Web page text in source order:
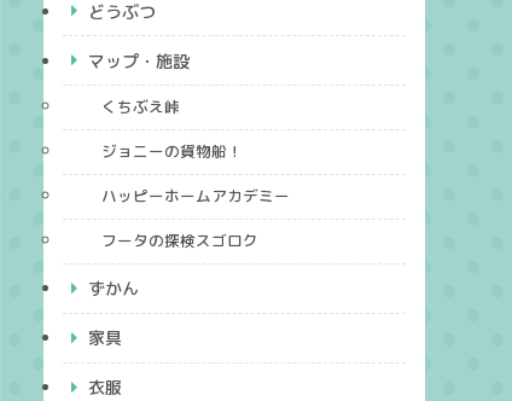
どうぶつ
マップ・施設
くちぶえ峠
ジョニーの貨物船！
ハッピーホームアカデミー
フータの探検スゴロク
ずかん
家具
衣服